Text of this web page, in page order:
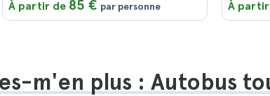
À partir de 85 € par personne
À
m'en plus : Autobus